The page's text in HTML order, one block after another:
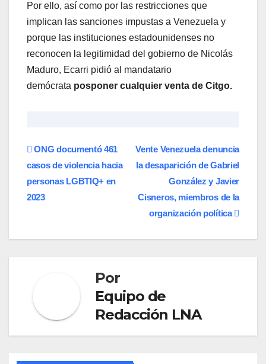
Por ello, así como por las restricciones que
implican las sanciones impustas a Venezuela y
porque las instituciones estadounidenses no
reconocen la legitimidad del gobierno de Nicolás
Maduro, Ecarri pidió al mandatario
demócrata posponer cualquier venta de Citgo.
Navegación
de
entradas
Vente Venezuela denuncia
la desaparición de Gabriel
González y Javier
Cisneros, miembros de la
organización política
ONG documentó 461
casos de violencia hacia
personas LGBTIQ+ en
2023
Por
Equipo de
Redacción LNA